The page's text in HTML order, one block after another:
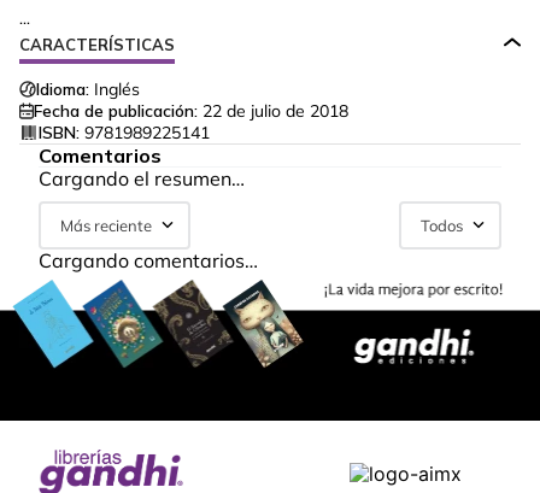
...
CARACTERÍSTICAS
Idioma: Inglés
Fecha de publicación: 22 de julio de 2018
ISBN: 9781989225141
Comentarios
Cargando el resumen…
Más reciente Todos
Cargando comentarios…